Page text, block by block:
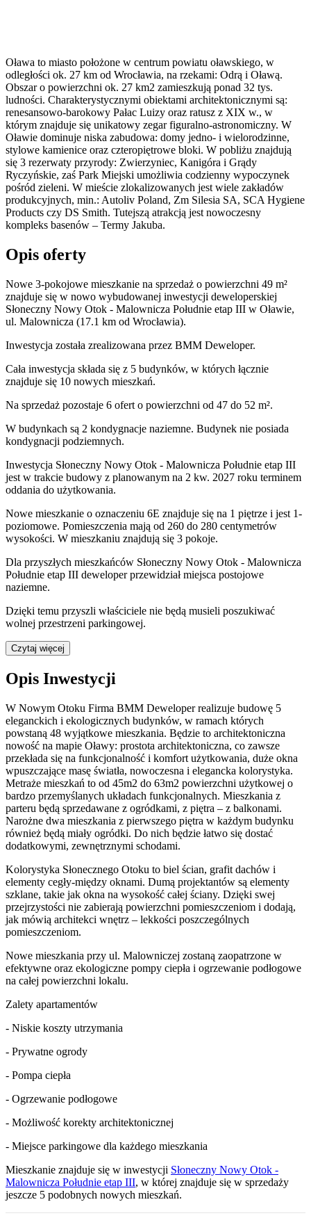
Oława to miasto położone w centrum powiatu oławskiego, w
odległości ok. 27 km od Wrocławia, na rzekami: Odrą i Oławą.
Obszar o powierzchni ok. 27 km2 zamieszkują ponad 32 tys.
ludności. Charakterystycznymi obiektami architektonicznymi są:
renesansowo-barokowy Pałac Luizy oraz ratusz z XIX w., w
którym znajduje się unikatowy zegar figuralno-astronomiczny. W
Oławie dominuje niska zabudowa: domy jedno- i wielorodzinne,
stylowe kamienice oraz czteropiętrowe bloki. W pobliżu znajdują
się 3 rezerwaty przyrody: Zwierzyniec, Kanigóra i Grądy
Ryczyńskie, zaś Park Miejski umożliwia codzienny wypoczynek
pośród zieleni. W mieście zlokalizowanych jest wiele zakładów
produkcyjnych, min.: Autoliv Poland, Zm Silesia SA, SCA Hygiene
Products czy DS Smith. Tutejszą atrakcją jest nowoczesny
kompleks basenów – Termy Jakuba.
Opis oferty
Nowe 3-pokojowe mieszkanie na sprzedaż o powierzchni 49 m²
znajduje się w nowo wybudowanej inwestycji deweloperskiej
Słoneczny Nowy Otok - Malownicza Południe etap III w Oławie,
ul. Malownicza (17.1 km od Wrocławia).
Inwestycja została zrealizowana przez BMM Deweloper.
Cała inwestycja składa się z 5 budynków, w których łącznie
znajduje się 10 nowych mieszkań.
Na sprzedaż pozostaje 6 ofert o powierzchni od 47 do 52 m².
W budynkach są 2 kondygnacje naziemne. Budynek nie posiada
kondygnacji podziemnych.
Inwestycja Słoneczny Nowy Otok - Malownicza Południe etap III
jest w trakcie budowy z planowanym na 2 kw. 2027 roku terminem
oddania do użytkowania.
Nowe mieszkanie o oznaczeniu 6E znajduje się na 1 piętrze i jest 1-
poziomowe. Pomieszczenia mają od 260 do 280 centymetrów
wysokości. W mieszkaniu znajdują się 3 pokoje.
Dla przyszłych mieszkańców Słoneczny Nowy Otok - Malownicza
Południe etap III deweloper przewidziałmiejsca postojowe
naziemne.
Dzięki temu przyszli właściciele nie będą musieli poszukiwać
wolnej przestrzeni parkingowej.
Czytaj więcej
Opis Inwestycji
W Nowym Otoku Firma BMM Deweloper realizuje budowę 5
eleganckich i ekologicznych budynków, w ramach których
powstaną 48 wyjątkowe mieszkania. Będzie to architektoniczna
nowość na mapie Oławy: prostota architektoniczna, co zawsze
przekłada się na funkcjonalność i komfort użytkowania, duże okna
wpuszczające masę światła, nowoczesna i elegancka kolorystyka.
Metraże mieszkań to od 45m2 do 63m2 powierzchni użytkowej o
bardzo przemyślanych układach funkcjonalnych. Mieszkania z
parteru będą sprzedawane z ogródkami, z piętra – z balkonami.
Narożne dwa mieszkania z pierwszego piętra w każdym budynku
również będą miały ogródki. Do nich będzie łatwo się dostać
dodatkowymi, zewnętrznymi schodami.
Kolorystyka Słonecznego Otoku to biel ścian, grafit dachów i
elementy cegły-między oknami. Dumą projektantów są elementy
szklane, takie jak okna na wysokość całej ściany. Dzięki swej
przejrzystości nie zabierają powierzchni pomieszczeniom i dodają,
jak mówią architekci wnętrz – lekkości poszczególnych
pomieszczeniom.
Nowe mieszkania przy ul. Malowniczej zostaną zaopatrzone w
efektywne oraz ekologiczne pompy ciepła i ogrzewanie podłogowe
na całej powierzchni lokalu.
Zalety apartamentów
- Niskie koszty utrzymania
- Prywatne ogrody
- Pompa ciepła
- Ogrzewanie podłogowe
- Możliwość korekty architektonicznej
- Miejsce parkingowe dla każdego mieszkania
Mieszkanie znajduje się w inwestycji Słoneczny Nowy Otok -
Malownicza Południe etap III, w której znajduje się w sprzedaży
jeszcze 5 podobnych nowych mieszkań.